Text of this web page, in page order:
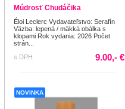
Múdrosť Chudáčika
Éloi Leclerc Vydavateľstvo: Serafín
Väzba: lepená / mäkká obálka s
klopami Rok vydania: 2026 Počet
strán...
s DPH
9.00,- €
NOVINKA